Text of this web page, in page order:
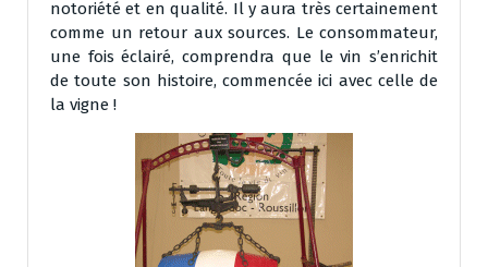
notoriété et en qualité. Il y aura très certainement
comme un retour aux sources. Le consommateur,
une fois éclairé, comprendra que le vin s’enrichit
de toute son histoire, commencée ici avec celle de
la vigne !